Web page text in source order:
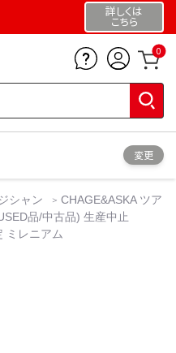
詳しくは
こちら
0
変更
シャン
CHAGE&ASKA ツア
品/中古品) 生産中止
ミレニアム